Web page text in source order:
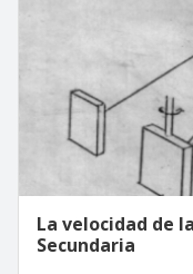
La velocidad de
Secundaria